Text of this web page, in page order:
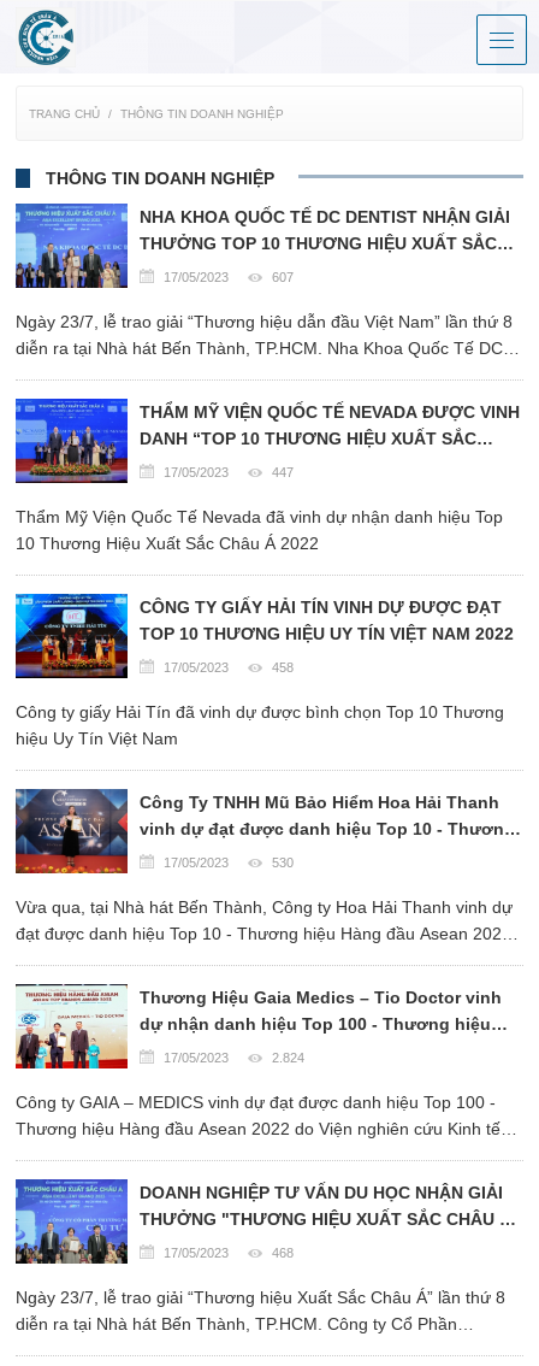
TRANG CHỦ THÔNG TIN DOANH NGHIỆP
THÔNG TIN DOANH NGHIỆP
NHA KHOA QUỐC TẾ DC DENTIST NHẬN GIẢI
THƯỞNG TOP 10 THƯƠNG HIỆU XUẤT SẮC
CHÂU Á 2022
17/05/2023 607
Ngày 23/7, lễ trao giải “Thương hiệu dẫn đầu Việt Nam” lần thứ 8
diễn ra tại Nhà hát Bến Thành, TP.HCM. Nha Khoa Quốc Tế DC
Sắc Châu Á –Asia Excellent Brand 2022”.
THẨM MỸ VIỆN QUỐC TẾ NEVADA ĐƯỢC VINH
DANH “TOP 10 THƯƠNG HIỆU XUẤT SẮC
CHÂU Á NĂM 2022”
17/05/2023 447
Thẩm Mỹ Viện Quốc Tế Nevada đã vinh dự nhận danh hiệu Top
10 Thương Hiệu Xuất Sắc Châu Á 2022
CÔNG TY GIẤY HẢI TÍN VINH DỰ ĐƯỢC ĐẠT
TOP 10 THƯƠNG HIỆU UY TÍN VIỆT NAM 2022
17/05/2023 458
Công ty giấy Hải Tín đã vinh dự được bình chọn Top 10 Thương
hiệu Uy Tín Việt Nam
Công Ty TNHH Mũ Bảo Hiểm Hoa Hải Thanh
vinh dự đạt được danh hiệu Top 10 - Thương
hiệu Hàng đầu Asean 2022
17/05/2023 530
Vừa qua, tại Nhà hát Bến Thành, Công ty Hoa Hải Thanh vinh dự
đạt được danh hiệu Top 10 - Thương hiệu Hàng đầu Asean 2022
học phát triển doanh nghiệp Việt Nam trao tặng.
Thương Hiệu Gaia Medics – Tio Doctor vinh
dự nhận danh hiệu Top 100 - Thương hiệu
Hàng đầu Asean 2022
17/05/2023 2.824
Công ty GAIA – MEDICS vinh dự đạt được danh hiệu Top 100 -
Thương hiệu Hàng đầu Asean 2022 do Viện nghiên cứu Kinh tế
Việt Nam trao tặng.
DOANH NGHIỆP TƯ VẤN DU HỌC NHẬN GIẢI
THƯỞNG "THƯƠNG HIỆU XUẤT SẮC CHÂU Á
2022"17/05/2023 468
Ngày 23/7, lễ trao giải “Thương hiệu Xuất Sắc Châu Á” lần thứ 8
diễn ra tại Nhà hát Bến Thành, TP.HCM. Công ty Cổ Phần